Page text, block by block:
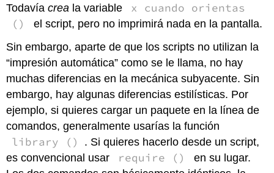
Todavíacrea la variable
x cuando orientas
()
el script, pero no imprimirá nada en la pantalla.
Sin embargo, aparte de que los scripts no utilizan la
“impresión automática” como se le llama, no hay
muchas diferencias en la mecánica subyacente. Sin
embargo, hay algunas diferencias estilísticas. Por
ejemplo, si quieres cargar un paquete en la línea de
comandos, generalmente usarías la función
library ()
. Si quieres hacerlo desde un script,
es convencional usar
require ()
en su lugar.